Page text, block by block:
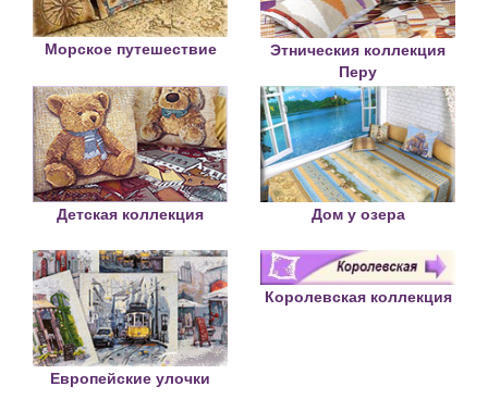
Морское путешествие
Этническия коллекция
Перу
Детская коллекция Дом у озера
Европейские улочки
Королевская коллекция